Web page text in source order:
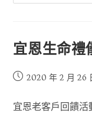
宜恩生命
2020 年 2 月 26
宜恩老客戶回饋